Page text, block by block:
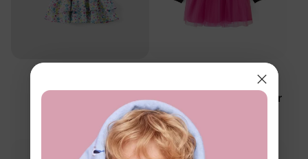
Mädchenkleid für
Kleinkinder mit
Blumenmuster, Weiß
Barbie Mädchenkleid für
Kleinkinder in Rosarot